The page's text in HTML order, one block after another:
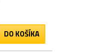
DO KOŠÍKA